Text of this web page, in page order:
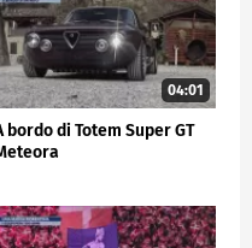
04:01
bordo di Totem Super GT